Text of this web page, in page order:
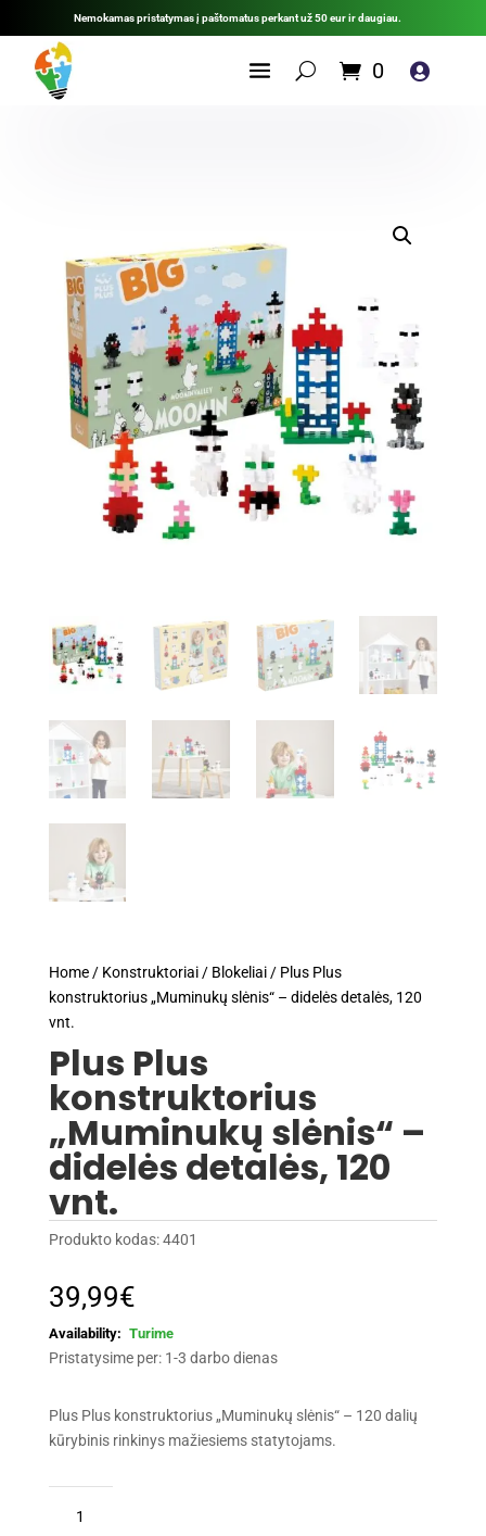
Nemokamas pristatymas į paštomatus perkant už 50 eur ir daugiau.
0 
Home/ Konstruktoriai/ Blokeliai/ Plus Plus
konstruktorius „Muminukų slėnis“ – didelės detalės, 120
vnt.
Plus Plus
konstruktorius
„Muminukų slėnis“ –
didelės detalės, 120
vnt.
Produkto kodas:4401
39,99€
Turime
Pristatysime per: 1-3 darbo dienas
Plus Plus konstruktorius „Muminukų slėnis“ – 120 dalių
kūrybinis rinkinys mažiesiems statytojams.
kiekis: